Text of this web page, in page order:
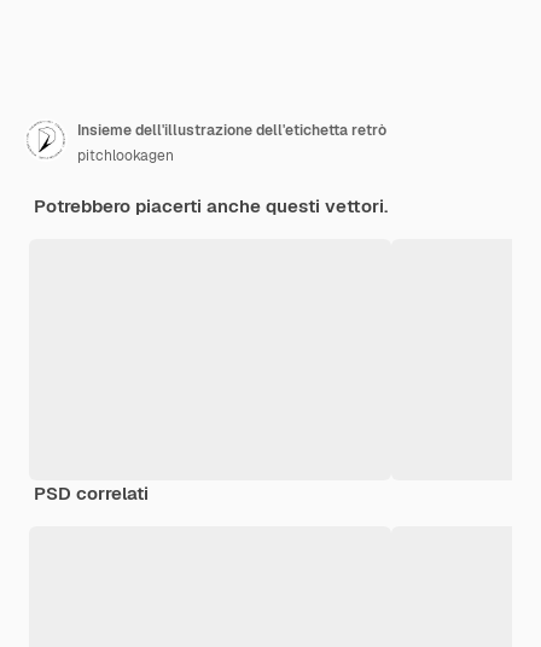
Insieme dell'illustrazione dell'etichetta retrò
pitchlookagen
Potrebbero piacerti anche questi vettori.
PSD correlati